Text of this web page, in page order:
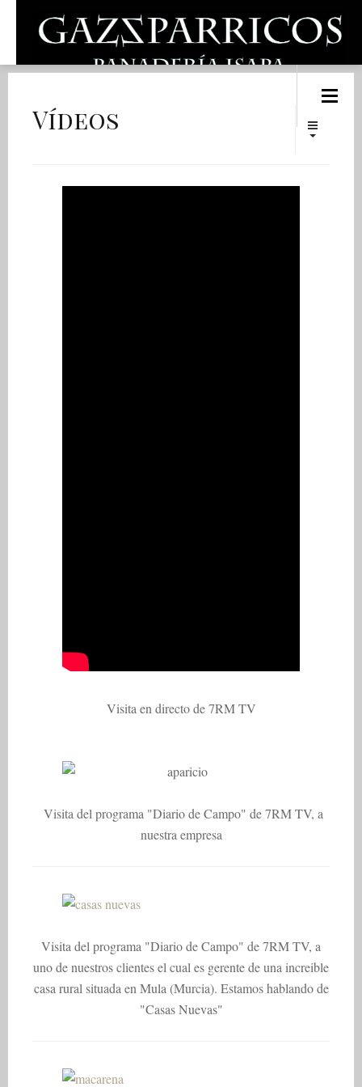
Vídeos
Visita en directo de 7RM TV
Visita del programa "Diario de Campo" de 7RM TV, a
nuestra empresa
Visita del programa "Diario de Campo" de 7RM TV, a
uno de nuestros clientes el cual es gerente de una increible
casa rural situada en Mula (Murcia). Estamos hablando de
"Casas Nuevas"